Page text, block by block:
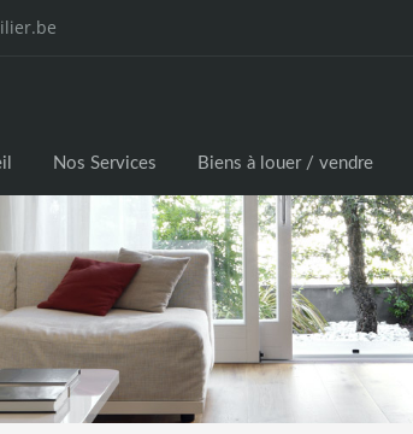
Nos Services Biens à louer / vendre